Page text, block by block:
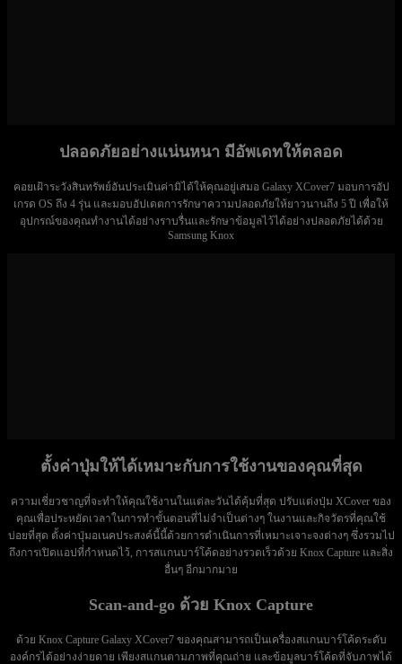
ปลอดภัยอย่างแน่นหนา มีอัพเดทให้ตลอด
คอยเฝ้าระวังสินทรัพย์อันประเมินค่ามิได้ให้คุณอยู่เสมอ Galaxy XCover7 มอบการอัป
เกรด OS ถึง 4 รุ่น และมอบอัปเดตการรักษาความปลอดภัยให้ยาวนานถึง 5 ปี เพื่อให้
อุปกรณ์ของคุณทำงานได้อย่างราบรื่นและรักษาข้อมูลไว้ได้อย่างปลอดภัยได้ด้วย
Samsung Knox
ตั้งค่าปุ่มให้ได้เหมาะกับการใช้งานของคุณที่สุด
ความเชี่ยวชาญที่จะทำให้คุณใช้งานในแต่ละวันได้คุ้มที่สุด ปรับแต่งปุ่ม XCover ของ
คุณเพื่อประหยัดเวลาในการทำขั้นตอนที่ไม่จำเป็นต่างๆ ในงานและกิจวัตรที่คุณใช้
บ่อยที่สุด ตั้งค่าปุ่มอเนคประสงค์นี้นี้ด้วยการดำเนินการที่เหมาะเจาะจงต่างๆ ซึ่งรวมไป
ถึงการเปิดแอปที่กำหนดไว้, การสแกนบาร์โค้ดอย่างรวดเร็วด้วย Knox Capture และสิ่ง
อื่นๆ อีกมากมาย
Scan-and-go ด้วย Knox Capture
ด้วย Knox Capture Galaxy XCover7 ของคุณสามารถเป็นเครื่องสแกนบาร์โค้ดระดับ
องค์กรได้อย่างง่ายดาย เพียงสแกนตามภาพที่คุณถ่าย และข้อมูลบาร์โค้ดที่จับภาพได้